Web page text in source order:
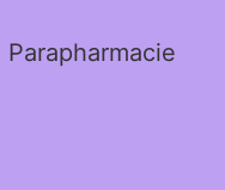
Parapharmacie